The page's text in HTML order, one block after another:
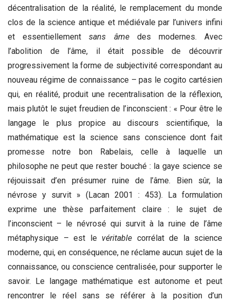
décentralisation de la réalité, le remplacement du monde
clos de la science antique et médiévale par l’univers infini
et essentiellementsans âmedes modernes. Avec
l’abolition de l’âme, il était possible de découvrir
progressivement la forme de subjectivité correspondant au
nouveau régime de connaissance – pas le cogito cartésien
qui, en réalité, produit une recentralisation de la réflexion,
mais plutôt le sujet freudien de l’inconscient : « Pour être le
langage le plus propice au discours scientifique, la
mathématique est la science sans conscience dont fait
promesse notre bon Rabelais, celle à laquelle un
philosophe ne peut que rester bouché : la gaye science se
réjouissait d’en présumer ruine de l’âme. Bien sûr, la
névrose y survit » (Lacan 2001 : 453). La formulation
exprime une thèse parfaitement claire : le sujet de
l’inconscient – le névrosé qui survit à la ruine de l’âme
métaphysique – est le véritable corrélat de la science
moderne, qui, en conséquence, ne réclame aucun sujet de la
connaissance, ou conscience centralisée, pour supporter le
savoir. Le langage mathématique est autonome et peut
rencontrer le réel sans se référer à la position d’un